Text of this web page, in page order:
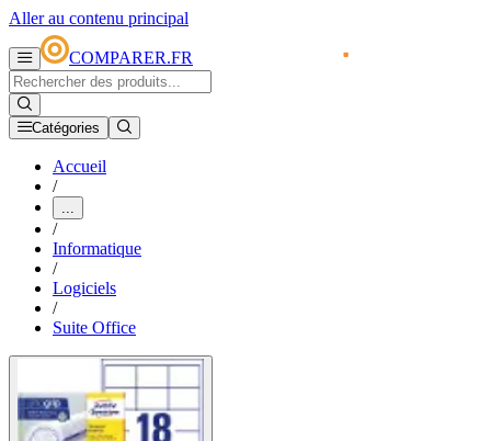
Aller au contenu principal
COMPARER.FR
Catégories
Accueil
/
...
/
Informatique
/
Logiciels
/
Suite Office